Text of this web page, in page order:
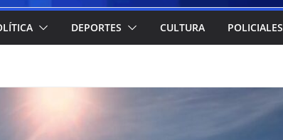
especificó
el
DEPORTES CULTURA POLICIALES